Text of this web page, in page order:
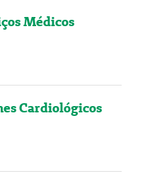
Médicos
Cardiológicos